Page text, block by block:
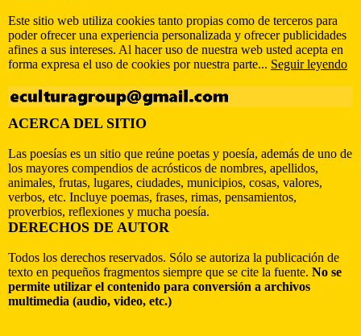
Este sitio web utiliza cookies tanto propias como de terceros para
poder ofrecer una experiencia personalizada y ofrecer publicidades
afines a sus intereses. Al hacer uso de nuestra web usted acepta en
forma expresa el uso de cookies por nuestra parte... Seguir leyendo
ACERCA DEL SITIO
Las poesías es un sitio que reúne poetas y poesía, además de uno de
los mayores compendios de acrósticos de nombres, apellidos,
animales, frutas, lugares, ciudades, municipios, cosas, valores,
verbos, etc. Incluye poemas, frases, rimas, pensamientos,
proverbios, reflexiones y mucha poesía.
DERECHOS DE AUTOR
Todos los derechos reservados. Sólo se autoriza la publicación de
texto en pequeños fragmentos siempre que se cite la fuente. No se
permite utilizar el contenido para conversión a archivos
multimedia (audio, video, etc.)